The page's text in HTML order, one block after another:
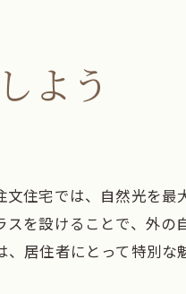
よう
住宅では、自然光を最
を設けることで、外の
居住者にとって特別な